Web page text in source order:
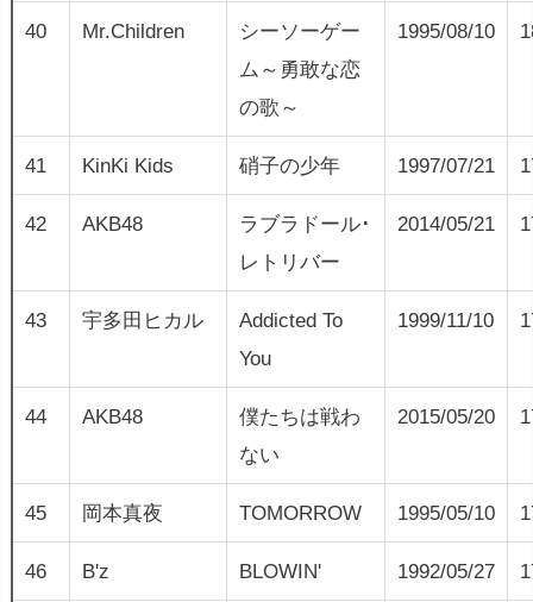
40 Mr.Children
シーソーゲー
ム～勇敢な恋
の歌～
1995/08/10
41 KinKi Kids 硝子の少年 1997/07/21
42 AKB48
ラブラドール･
レトリバー
2014/05/21
43 宇多田ヒカル
Addicted To
You
1999/11/10
44 AKB48
僕たちは戦わ
ない
2015/05/20
45 岡本真夜 TOMORROW 1995/05/10
46 B'z BLOWIN' 1992/05/27